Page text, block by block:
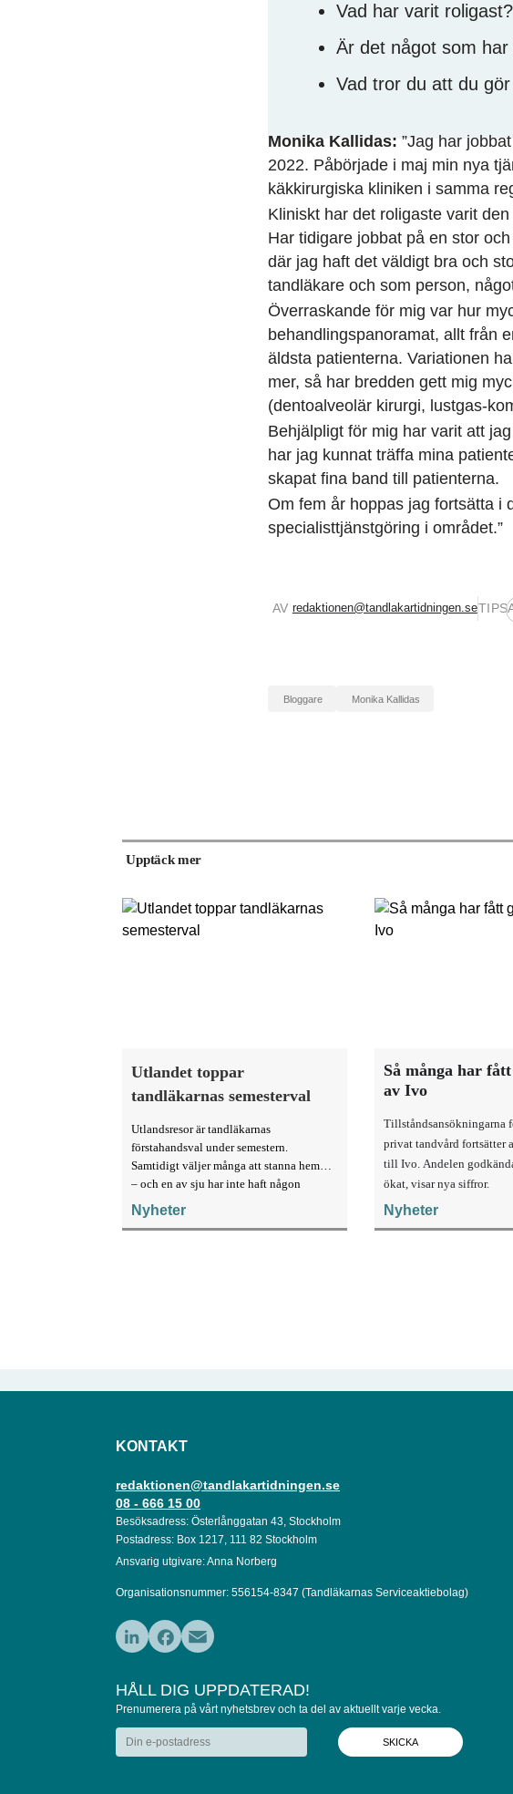
Vad har varit roligast?
Är det något som
Vad tror du att du
Monika Kallidas: ”Jag har
2022. Påbörjade i maj min nya
käkkirurgiska kliniken i samma
Kliniskt har det roligaste varit
Har tidi­gare jobbat på en stor
där jag haft det väldigt bra och
tandläkare och som person,
Överraskande för mig var hur
behandlingspanoramat, allt från
äldsta patienterna. Variationen
mer, så har bredden gett mig
(dentoalveolär kirurgi, lustgas-
Behjälpligt för mig har varit att
har jag kunnat träffa mina
skapat fina band till patienterna.
Om fem år hoppas jag fortsätta i
specialisttjänstgöring i om­rådet.”
AV redaktionen@tandlakartidningen.se
bloggare Monika Kallidas
Upptäck mer
Utlandet toppar
tandläkarnas semesterval
Utlandsresor är tandläkarnas
förstahandsval under semestern.
Samtidigt väljer många att stanna hemma
– och en av sju har inte haft någon
sommarledighet alls, enligt "månadens
fråga".
Nyheter
Så många har
av Ivo
Tillståndsansökningarna
privat tandvård fortsätter
till Ivo. Andelen
ökat, visar nya siffror.
Nyheter
KONTAKT
redaktionen@tandlakartidningen.se
08 - 666 15 00
Besöksadress: Österlånggatan 43, Stockholm
Postadress: Box 1217, 111 82 Stockholm
Ansvarig utgivare: Anna Norberg
Organisationsnummer: 556154-8347 (Tandläkarnas Serviceaktiebolag)
HÅLL DIG UPPDATERAD!
Prenumerera på vårt nyhetsbrev och ta del av aktuellt varje vecka.